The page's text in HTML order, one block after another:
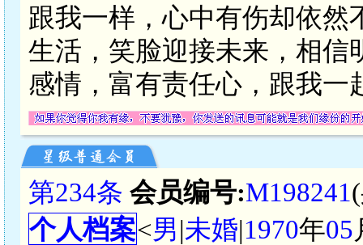
跟我一样，心中有伤却依
生活，笑脸迎接未来，相信
感情，富有责任心，跟我一
第234条 会员编号:M198241
个人档案<男|未婚|1970年05